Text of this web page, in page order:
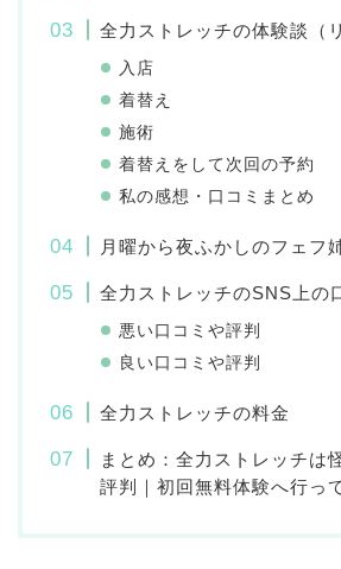
全力ストレッチの体験談（
入店
着替え
施術
着替えをして次回の予約
私の感想・口コミまとめ
月曜から夜ふかしのフェフ
全力ストレッチのSNS上の
悪い口コミや評判
良い口コミや評判
全力ストレッチの料金
まとめ：全力ストレッチは
評判｜初回無料体験へ行っ